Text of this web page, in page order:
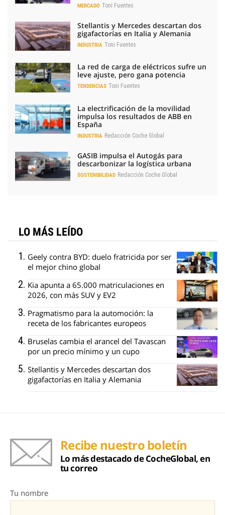
MERCADO Toni Fuentes
Stellantis y Mercedes descartan dos
gigafactorías en Italia y Alemania
INDUSTRIA Toni Fuentes
La red de carga de eléctricos sufre un
leve ajuste, pero gana potencia
TENDENCIAS Toni Fuentes
La electrificación de la movilidad
impulsa los resultados de ABB en
España
INDUSTRIA Redacción Coche Global
GASIB impulsa el Autogás para
descarbonizar la logística urbana
SOSTENIBILIDAD Redacción Coche Global
LO MÁS LEÍDO
Geely contra BYD: duelo fratricida por ser
el mejor chino global
Kia apunta a 65.000 matriculaciones en
2026, con más SUV y EV2
Pragmatismo para la automoción: la
receta de los fabricantes europeos
Bruselas cambia el arancel del Tavascan
por un precio mínimo y un cupo
Stellantis y Mercedes descartan dos
gigafactorías en Italia y Alemania
Recibe nuestro boletín
Lo más destacado de CocheGlobal, en
tu correo
Tu nombre